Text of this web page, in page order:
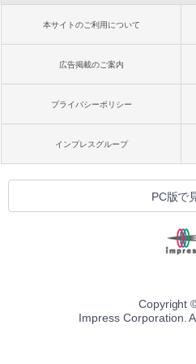
本サイトのご利用について
広告掲載のご案内
プライバシーポリシー
インプレスグループ
PC版で
Copyright
Impress Corporation.